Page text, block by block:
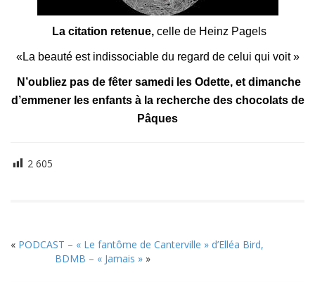
La citation retenue, celle de Heinz Pagels
«La beauté est indissociable du regard de celui qui voit »
N’oubliez pas de fêter samedi les Odette, et dimanche
d’emmener les enfants à la recherche des chocolats de
Pâques
2 605
« PODCAST – « Le fantôme de Canterville » d’Elléa Bird,
BDMB – « Jamais »»